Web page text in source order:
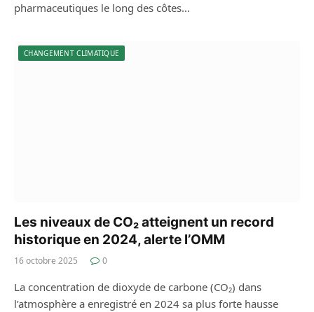
pharmaceutiques le long des côtes…
CHANGEMENT CLIMATIQUE
Les niveaux de CO₂ atteignent un record
historique en 2024, alerte l’OMM
16 octobre 2025 0
La concentration de dioxyde de carbone (CO₂) dans
l’atmosphère a enregistré en 2024 sa plus forte hausse